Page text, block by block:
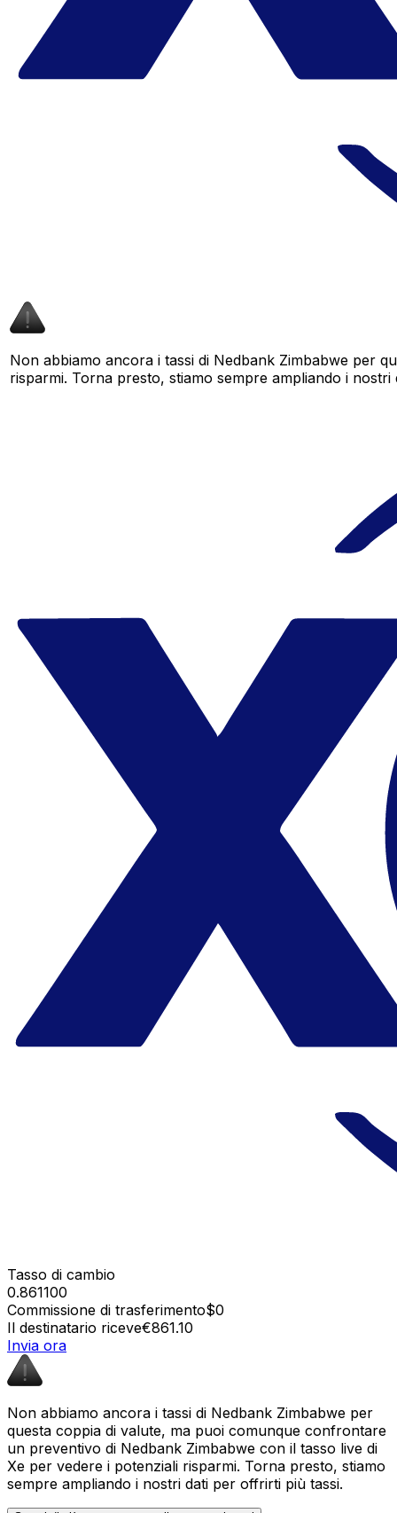
Non abbiamo ancora i tassi di Nedbank Zimbabwe per
risparmi. Torna presto, stiamo sempre ampliando i
Tasso di cambio
0.861100
Commissione di trasferimento$0
Il destinatario riceve€861.10
Invia ora
Non abbiamo ancora i tassi di Nedbank Zimbabwe per
questa coppia di valute, ma puoi comunque confrontare
un preventivo di Nedbank Zimbabwe con il tasso live di
Xe per vedere i potenziali risparmi. Torna presto, stiamo
sempre ampliando i nostri dati per offrirti più tassi.